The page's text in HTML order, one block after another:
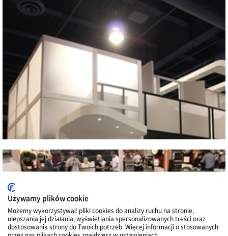
2013 SEMA SHOW
Blisko
Blisko
Używamy plików cookie
Możemy wykorzystywać pliki cookies do analizy ruchu na stronie,
ulepszania jej działania, wyświetlania spersonalizowanych treści oraz
dostosowania strony do Twoich potrzeb. Więcej informacji o stosowanych